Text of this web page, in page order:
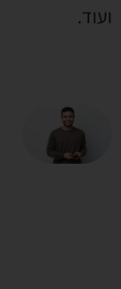
ועוד.